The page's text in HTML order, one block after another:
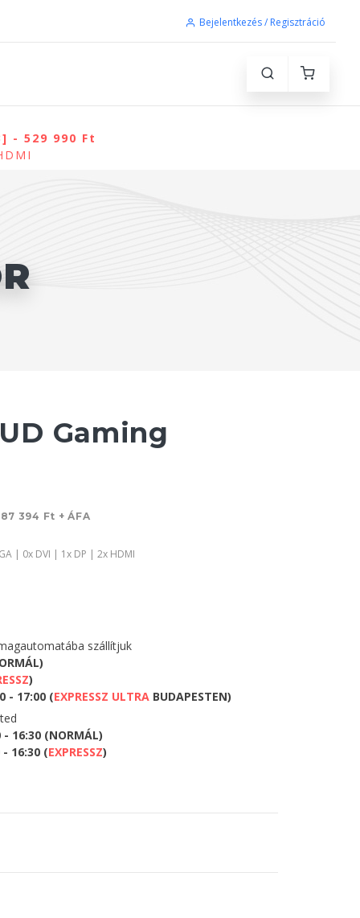
Bejelentkezés / Regisztráció
- 529 990 Ft
Gaming
394 Ft + ÁFA
| 0x DVI | 1x DP | 2x HDMI
szállítjuk
)
- 17:00 (EXPRESSZ ULTRA BUDAPESTEN)
- 16:30 (NORMÁL)
- 16:30 (EXPRESSZ)